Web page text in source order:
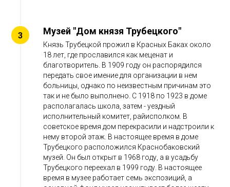
Музей "Дом князя Трубецкого"
Князь Трубецкой прожил в Красных Баках около
18 лет, где прославился как меценат и
благотворитель. В 1909 году он распорядился
передать свое имение для организации в нем
больницы, однако по неизвестным причинам это
так и не было выполнено. С 1918 по 1923 в доме
располагалась школа, затем - уездный
исполнительный комитет, райисполком. В
советское время дом перекрасили и надстроили к
нему второй этаж. В настоящее время в доме
Трубецкого расположился Краснобаковский
музей. Он был открыт в 1968 году, а в усадьбу
Трубецкого переехал в 1999 году. В настоящее
время в музее работает семь экспозиций, а